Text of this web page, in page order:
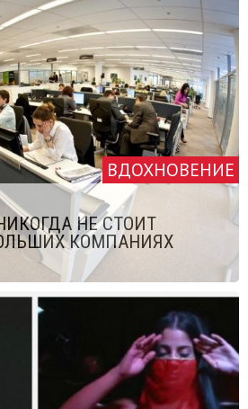
ВДОХНОВЕНИЕ
НЕ СТОИТ
КОМПАНИЯХ